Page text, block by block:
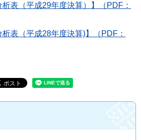
析表（平成29年度決算）】（PDF：
析表（平成28年度決算)】（PDF：